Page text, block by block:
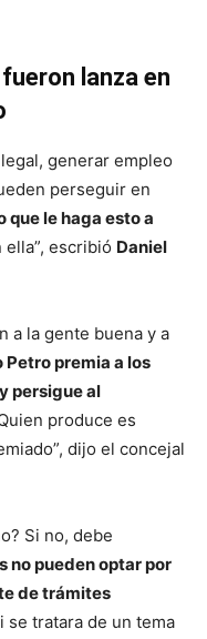
lanza en
generar empleo
perseguir en
que le haga esto a
escribió Daniel
a la gente buena y a
Petro premia a los
persigue al
produce es
dijo el concejal
Si no, debe
no pueden optar por
de trámites
se tratara de un tema